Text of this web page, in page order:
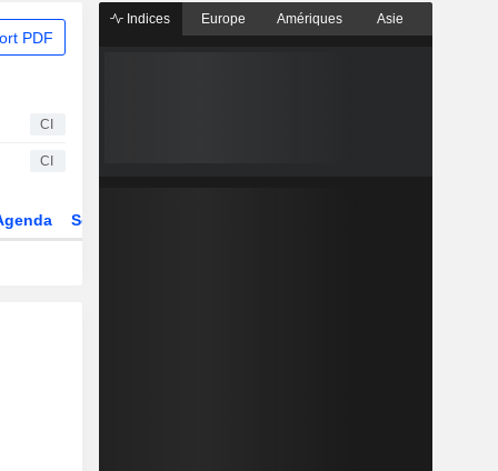
PDF
CI
CI
Secteur
Indices Europe Amériques Asie